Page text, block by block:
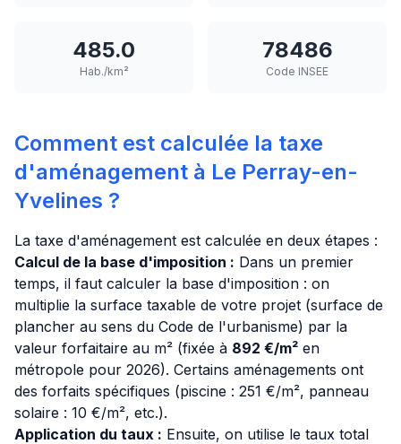
485.0
Hab./km²
78486
Code INSEE
Comment est calculée la taxe
d'aménagement à Le Perray-en-
Yvelines ?
La taxe d'aménagement est calculée en deux étapes :
Calcul de la base d'imposition : Dans un premier
temps, il faut calculer la base d'imposition : on
multiplie la surface taxable de votre projet (surface de
plancher au sens du Code de l'urbanisme) par la
valeur forfaitaire au m² (fixée à 892 €/m² en
métropole pour 2026). Certains aménagements ont
des forfaits spécifiques (piscine : 251 €/m², panneau
solaire : 10 €/m², etc.).
Application du taux : Ensuite, on utilise le taux total